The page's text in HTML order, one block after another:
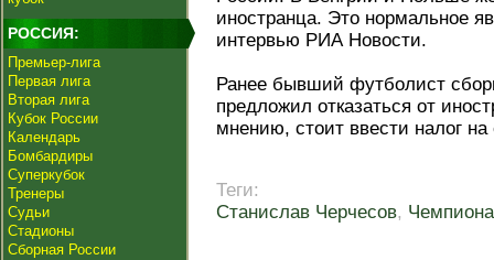
РОССИЯ:
Премьер-лига
Первая лига
Вторая лига
Кубок России
Календарь
Бомбардиры
Суперкубок
Тренеры
Судьи
Стадионы
Сборная России
иностранца. Это нормальное
интервью РИА Новости.
Ранее бывший футболист
предложил отказаться от
мнению, стоит ввести налог
Теги:
Станислав Черчесов,